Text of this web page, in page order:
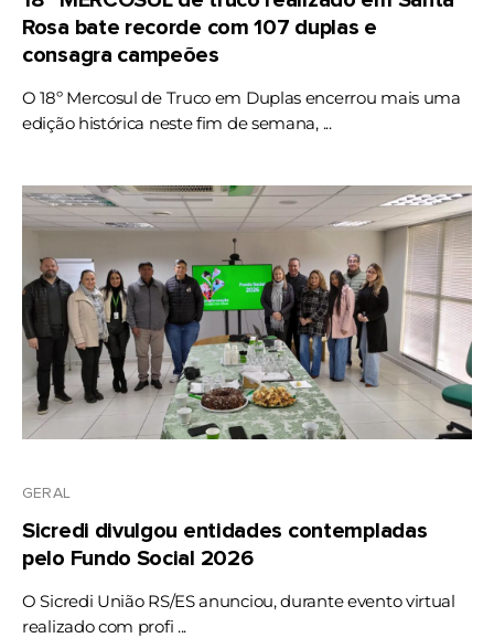
Rosa bate recorde com 107 duplas e
consagra campeões
O 18º Mercosul de Truco em Duplas encerrou mais uma
edição histórica neste fim de semana, ...
GERAL
Sicredi divulgou entidades contempladas
pelo Fundo Social 2026
O Sicredi União RS/ES anunciou, durante evento virtual
realizado com profi ...